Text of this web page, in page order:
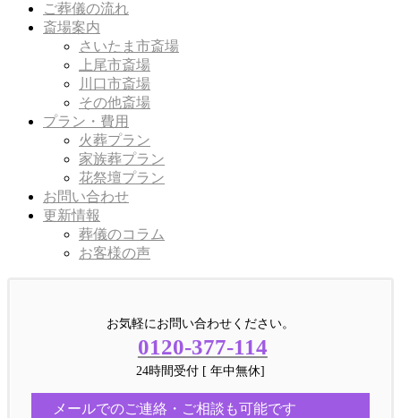
ご葬儀の流れ
斎場案内
さいたま市斎場
上尾市斎場
川口市斎場
その他斎場
プラン・費用
火葬プラン
家族葬プラン
花祭壇プラン
お問い合わせ
更新情報
葬儀のコラム
お客様の声
お気軽にお問い合わせください。
0120-377-114
24時間受付 [ 年中無休]
メールでのご連絡・ご相談も可能です